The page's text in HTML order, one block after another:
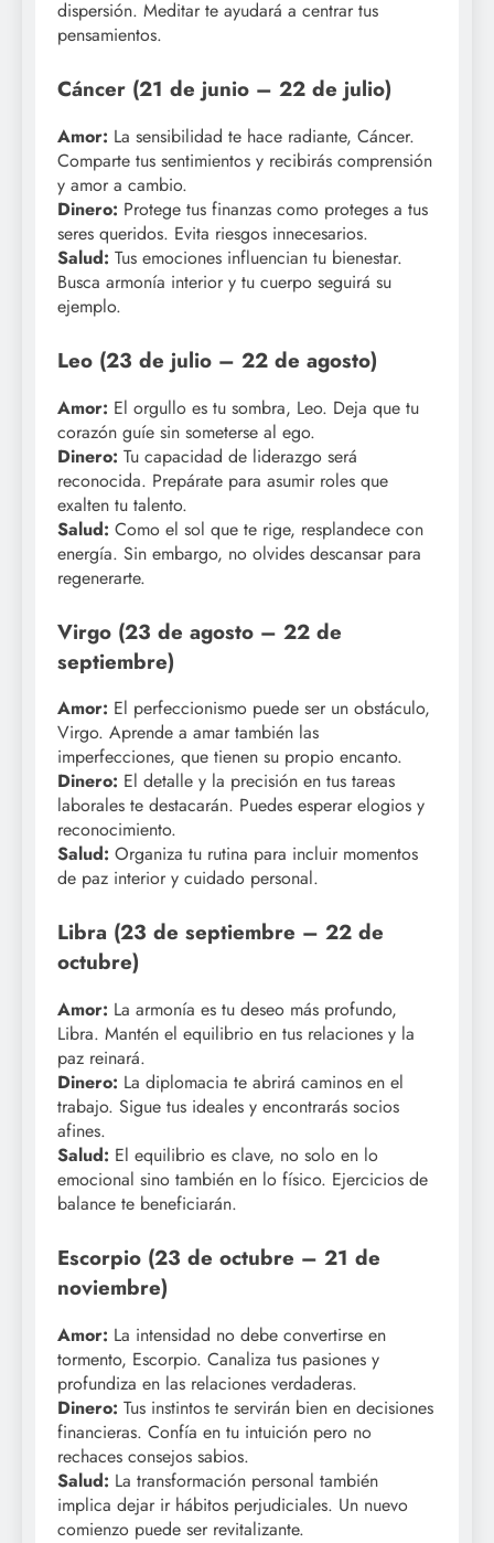
dispersión. Meditar te ayudará a centrar tus
pensamientos.
Cáncer (21 de junio – 22 de julio)
Amor: La sensibilidad te hace radiante, Cáncer.
Comparte tus sentimientos y recibirás comprensión
y amor a cambio.
Dinero: Protege tus finanzas como proteges a tus
seres queridos. Evita riesgos innecesarios.
Salud: Tus emociones influencian tu bienestar.
Busca armonía interior y tu cuerpo seguirá su
ejemplo.
Leo (23 de julio – 22 de agosto)
Amor: El orgullo es tu sombra, Leo. Deja que tu
corazón guíe sin someterse al ego.
Dinero: Tu capacidad de liderazgo será
reconocida. Prepárate para asumir roles que
exalten tu talento.
Salud: Como el sol que te rige, resplandece con
energía. Sin embargo, no olvides descansar para
regenerarte.
Virgo (23 de agosto – 22 de
septiembre)
Amor: El perfeccionismo puede ser un obstáculo,
Virgo. Aprende a amar también las
imperfecciones, que tienen su propio encanto.
Dinero: El detalle y la precisión en tus tareas
laborales te destacarán. Puedes esperar elogios y
reconocimiento.
Salud: Organiza tu rutina para incluir momentos
de paz interior y cuidado personal.
Libra (23 de septiembre – 22 de
octubre)
Amor: La armonía es tu deseo más profundo,
Libra. Mantén el equilibrio en tus relaciones y la
paz reinará.
Dinero: La diplomacia te abrirá caminos en el
trabajo. Sigue tus ideales y encontrarás socios
afines.
Salud: El equilibrio es clave, no solo en lo
emocional sino también en lo físico. Ejercicios de
balance te beneficiarán.
Escorpio (23 de octubre – 21 de
noviembre)
Amor: La intensidad no debe convertirse en
tormento, Escorpio. Canaliza tus pasiones y
profundiza en las relaciones verdaderas.
Dinero: Tus instintos te servirán bien en decisiones
financieras. Confía en tu intuición pero no
rechaces consejos sabios.
Salud: La transformación personal también
implica dejar ir hábitos perjudiciales. Un nuevo
comienzo puede ser revitalizante.